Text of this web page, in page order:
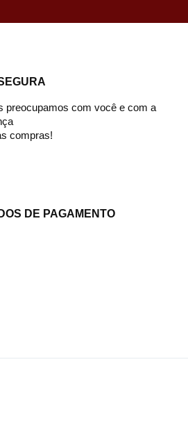
preocupamos com você e com a
compras!
DE PAGAMENTO